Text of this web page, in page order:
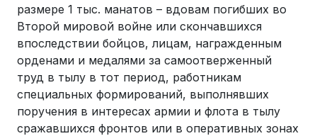
размере 1 тыс. манатов – вдовам погибших во
Второй мировой войне или скончавшихся
впоследствии бойцов, лицам, награжденным
орденами и медалями за самоотверженный
труд в тылу в тот период, работникам
специальных формирований, выполнявших
поручения в интересах армии и флота в тылу
сражавшихся фронтов или в оперативных зонах